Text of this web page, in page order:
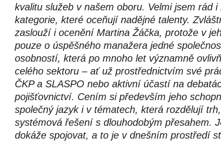
kvalitu služeb v našem oboru. Velmi jsem rád
kategorie, které oceňují nadějné talenty.
zaslouží i ocenění Martina Žáčka, protože v
pouze o úspěšného manažera jedné
osobností, která po mnoho let významně
celého sektoru – ať už prostřednictvím své
ČKP a SLASPO nebo aktivní účastí na
pojišťovnictví. Cením si především jeho
společný jazyk i v tématech, která rozdělují
systémová řešení s dlouhodobým přesahem.
dokáže spojovat, a to je v dnešním prostředí